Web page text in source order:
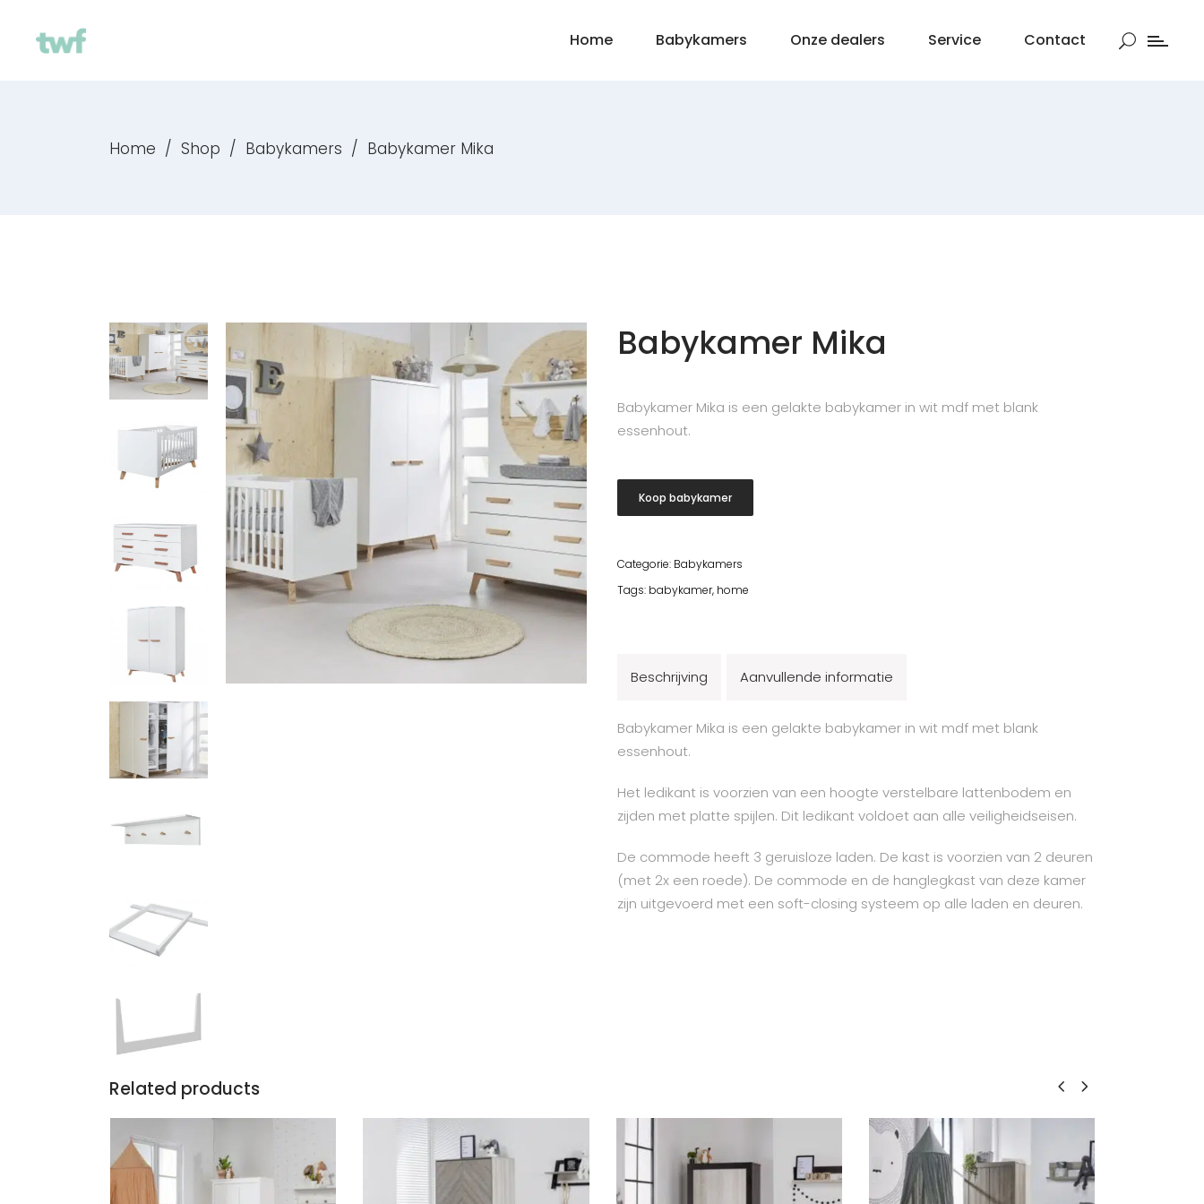
Home Babykamers Onze dealers Service Contact
Home / Shop / Babykamers / Babykamer Mika
Babykamer Mika
Babykamer Mika is een gelakte babykamer in wit mdf met blank
essenhout.
Koop babykamer
Categorie: Babykamers
Tags: babykamer, home
Beschrijving Aanvullende informatie
Babykamer Mika is een gelakte babykamer in wit mdf met blank
essenhout.
Het ledikant is voorzien van een hoogte verstelbare lattenbodem en
zijden met platte spijlen. Dit ledikant voldoet aan alle veiligheidseisen.
De commode heeft 3 geruisloze laden. De kast is voorzien van 2 deuren
(met 2x een roede). De commode en de hanglegkast van deze kamer
zijn uitgevoerd met een soft-closing systeem op alle laden en deuren.
Related products